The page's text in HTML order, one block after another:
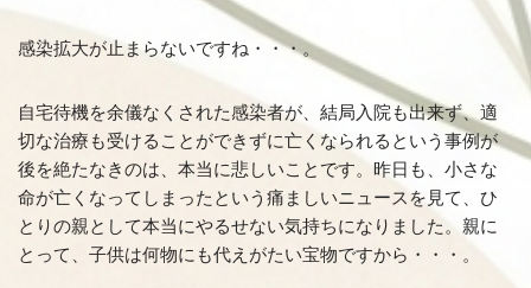
感染拡大が止まらないですね・・・。
自宅待機を余儀なくされた感染者が、結局入院も出来ず、適
切な治療も受けることができずに亡くなられるという事例が
後を絶たなきのは、本当に悲しいことです。昨日も、小さな
命が亡くなってしまったという痛ましいニュースを見て、ひ
とりの親として本当にやるせない気持ちになりました。親に
とって、子供は何物にも代えがたい宝物ですから・・・。